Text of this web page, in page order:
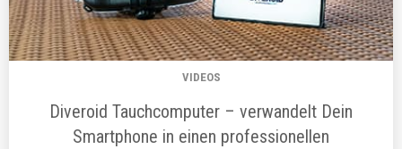
VIDEOS
Diveroid Tauchcomputer – verwandelt Dein
Smartphone in einen professionellen